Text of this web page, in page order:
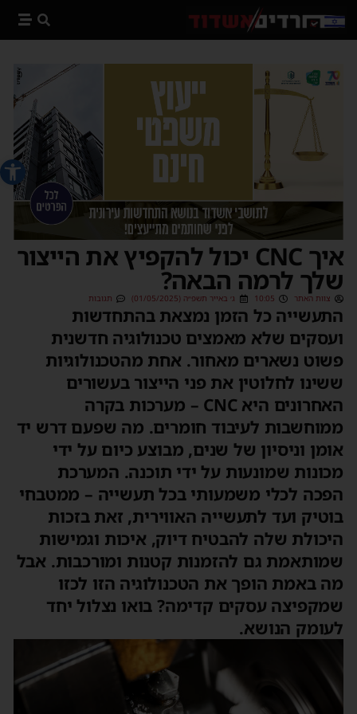
פתח
איך CNC יכול להקפיץ את הייצור
שלך לרמה הבאה?
צוות האתר 10:05 ג׳ באייר תשפ״ה (01/05/2025) תגובות
התעשייה כל הזמן נמצאת בהתחדשות
ועסקים שלא מאמצים טכנולוגיה חדשנית
פשוט נשארים מאחור. אחת מהטכנולוגיות
ששינו לחלוטין את פני הייצור בעשורים
האחרונים היא CNC – מערכות בקרה
ממוחשבות לעיבוד חומרים. מה שפעם דרש יד
אומן וניסיון של שנים, מבוצע כיום על ידי
מכונות שמונעות על ידי תוכנה. המערכת
הפכה לכלי משמעותי בכל תעשייה – ממטבחי
בוטיק ועד לתעשייה האווירית, זאת בזכות
היכולת שלה להבטיח דיוק, איכות וגמישות
שמותאמת גם להזמנות קטנות ומורכבות. אבל
מה באמת הופך את הטכנולוגיה הזו לכזו
שמקפיצה עסקים קדימה? בואו נצלול יחד
לעומק הנושא.